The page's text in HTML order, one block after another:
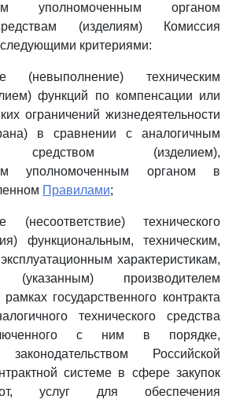
уполномоченным органом
(изделиям) Комиссия
следующими критериями:
(невыполнение) техническим
функций по компенсации или
ограничений жизнедеятельности
в сравнении с аналогичным
средством (изделием),
уполномоченным органом в
Правилами;
(несоответствие) технического
функциональным, техническим,
характеристикам,
(указанным) производителем
государственного контракта
технического средства
с ним в порядке,
законодательством Российской
системе в сфере закупок
услуг для обеспечения